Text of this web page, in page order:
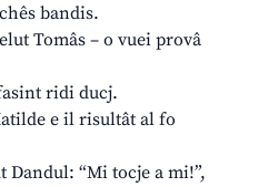
bandis.
Tomâs – o vuei provâ
ridi ducj.
e il risultât al fo
“Mi tocje a mi!”,